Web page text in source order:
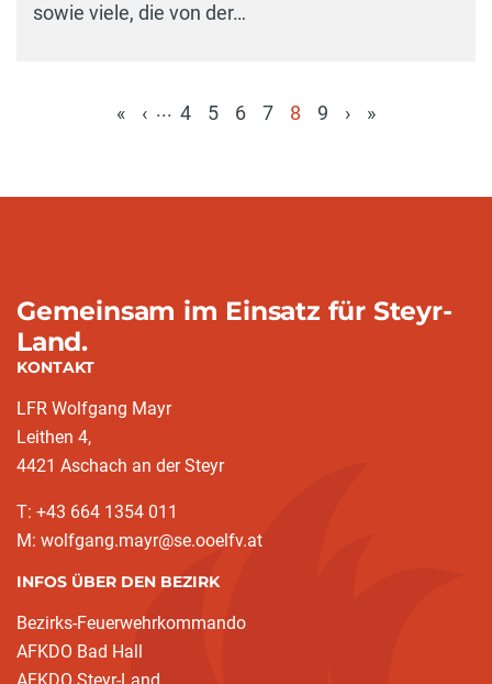
sowie viele, die von der…
« ‹ ... 4 5 6 7
8
9 › »
Gemeinsam im Einsatz für Steyr-
Land.
KONTAKT
LFR Wolfgang Mayr
Leithen 4,
4421 Aschach an der Steyr
T: +43 664 1354 011
M: wolfgang.mayr@se.ooelfv.at
INFOS ÜBER DEN BEZIRK
Bezirks-Feuerwehrkommando
AFKDO Bad Hall